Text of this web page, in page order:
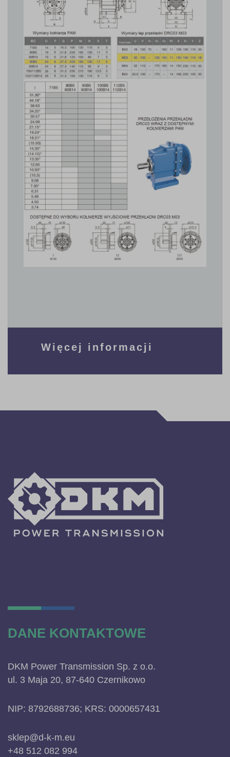
Więcej informacji
DANE KONTAKTOWE
DKM Power Transmission Sp. z o.o.
ul. 3 Maja 20, 87-640 Czernikowo
NIP: 8792688736; KRS: 0000657431
sklep@d-k-m.eu
+48 512 082 994